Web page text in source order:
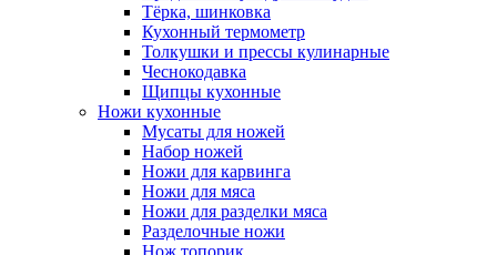
Тëрка, шинковка
Кухонный термометр
Толкушки и прессы кулинарные
Чеснокодавка
Щипцы кухонные
Ножи кухонные
Мусаты для ножей
Набор ножей
Ножи для карвинга
Ножи для мяса
Ножи для разделки мяса
Разделочные ножи
Нож топорик